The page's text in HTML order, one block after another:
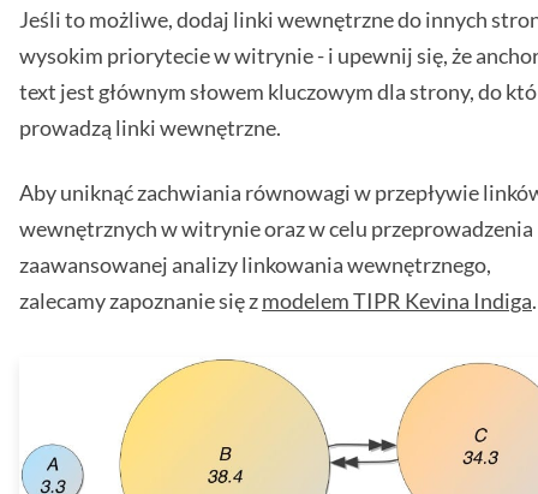
Jeśli to możliwe, dodaj linki wewnętrzne do innych
wysokim priorytecie w witrynie - i upewnij się, że
text jest głównym słowem kluczowym dla strony, do
prowadzą linki wewnętrzne.
Aby uniknąć zachwiania równowagi w przepływie
wewnętrznych w witrynie oraz w celu przeprowadzenia
zaawansowanej analizy linkowania wewnętrznego,
zalecamy zapoznanie się zmodelem TIPR Kevina Indiga.